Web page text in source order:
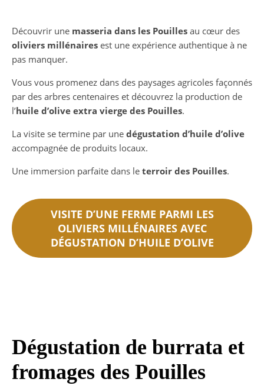
Découvrir une masseria dans les Pouilles au cœur des
oliviers millénaires est une expérience authentique à ne
pas manquer.
Vous vous promenez dans des paysages agricoles façonnés
par des arbres centenaires et découvrez la production de
l’huile d’olive extra vierge des Pouilles.
La visite se termine par une dégustation d’huile d’olive
accompagnée de produits locaux.
Une immersion parfaite dans le terroir des Pouilles.
VISITE D’UNE FERME PARMI LES
OLIVIERS MILLÉNAIRES AVEC
DÉGUSTATION D’HUILE D’OLIVE
Dégustation de burrata et
fromages des Pouilles